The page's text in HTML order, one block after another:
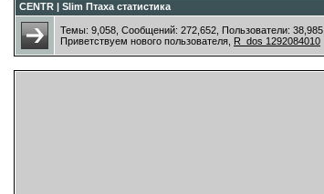
CENTR | Slim Птаха статистика
Темы: 9,058, Сообщений: 272,652, Пользователи: 38,985,
Приветствуем нового пользователя, R_dos 1292084010